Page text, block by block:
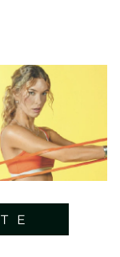
y trendy.
de la moda deportiva
armario; tonalidades
otros. También las
de color, costuras
mucho estilo y
Se pueden usar
y muchas más